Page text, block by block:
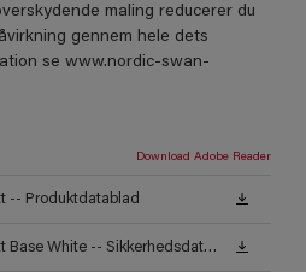
maling reducerer du
gennem hele dets
se www.nordic-swan-
Download Adobe Reader
-- Produktdatablad
Sadolin Wall True Matt Base White -- Sikkerhedsdatablad